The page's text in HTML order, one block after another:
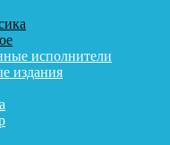
исполнители
издания